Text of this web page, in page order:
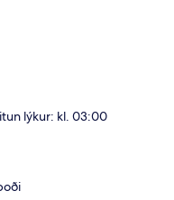
lýkur: kl. 03:00